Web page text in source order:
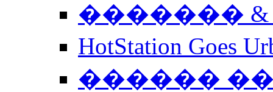
�������
HotStation
������